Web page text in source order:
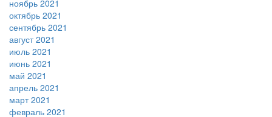
ноябрь 2021
октябрь 2021
сентябрь 2021
август 2021
июль 2021
июнь 2021
май 2021
апрель 2021
март 2021
февраль 2021